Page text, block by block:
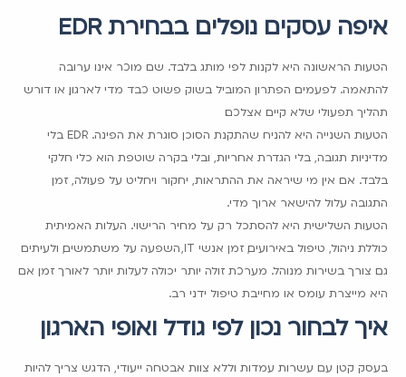
איפה עסקים נופלים בבחירת EDR
הטעות הראשונה היא לקנות לפי מותג בלבד. שם מוכר אינו ערובה
להתאמה. לפעמים הפתרון המוביל בשוק פשוט כבד מדי לארגון, או דורש
תהליך תפעולי שלא קיים אצלכם.
הטעות השנייה היא להניח שהתקנת הסוכן סוגרת את הפינה. EDR בלי
מדיניות תגובה, בלי הגדרת אחריות, ובלי בקרה שוטפת הוא כלי חלקי
בלבד. אם אין מי שיראה את ההתראות, יחקור ויחליט על פעולה, זמן
התגובה עלול להישאר ארוך מדי.
הטעות השלישית היא להסתכל רק על מחיר הרישוי. העלות האמיתית
כוללת ניהול, טיפול באירועים, זמן אנשי IT, השפעה על משתמשים, ולעיתים
גם צורך בשירות מנוהל. מערכת זולה יותר יכולה לעלות יותר לאורך זמן אם
היא מייצרת עומס או מחייבת טיפול ידני רב.
איך לבחור נכון לפי גודל ואופי הארגון
בעסק קטן עם עשרות עמדות וללא צוות אבטחה ייעודי, הדגש צריך להיות